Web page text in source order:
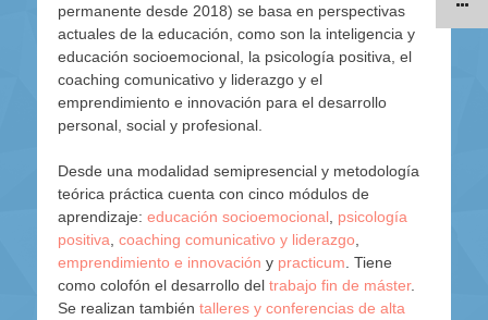
permanente desde 2018) se basa en perspectivas
actuales de la educación, como son la inteligencia y
educación socioemocional, la psicología positiva, el
coaching comunicativo y liderazgo y el
emprendimiento e innovación para el desarrollo
personal, social y profesional.
Desde una modalidad semipresencial y metodología
teórica práctica cuenta con cinco módulos de
aprendizaje: educación socioemocional, psicología
positiva coaching comunicativo y liderazgo,
emprendimiento e innovación y practicum . Tiene
como colofón el desarrollo del trabajo fin de máster.
Se realizan también talleres y conferencias de alta